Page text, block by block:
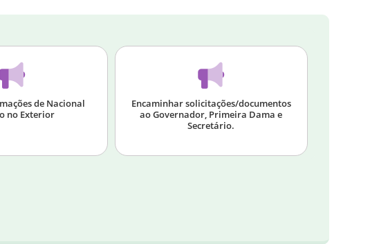
de Nacional
no Exterior
Encaminhar solicitações/documentos
ao Governador, Primeira Dama e
Secretário.